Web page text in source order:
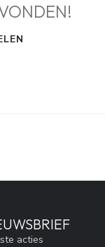
acties